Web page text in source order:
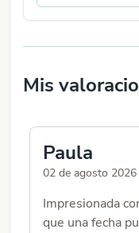
Mis
Paula
02 de agosto 2026
Impresionada
que una fecha